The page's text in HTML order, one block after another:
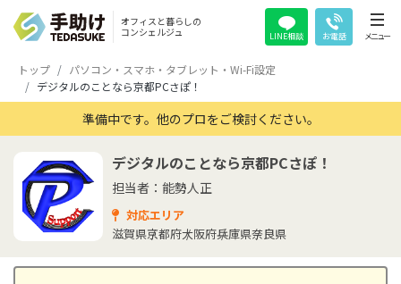
オフィスと暮らしの
コンシェルジュ
LINE相談 お電話 メニュー
トップ
パソコン・スマホ・タブレット・Wi-Fi設定
デジタルのことなら京都PCさぽ！
準備中です。他のプロをご検討ください。
デジタルのことなら京都PCさぽ！
担当者：能勢人正
対応エリア
滋賀県京都府大阪府兵庫県奈良県